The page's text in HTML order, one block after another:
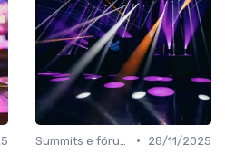
•
28/11/2025